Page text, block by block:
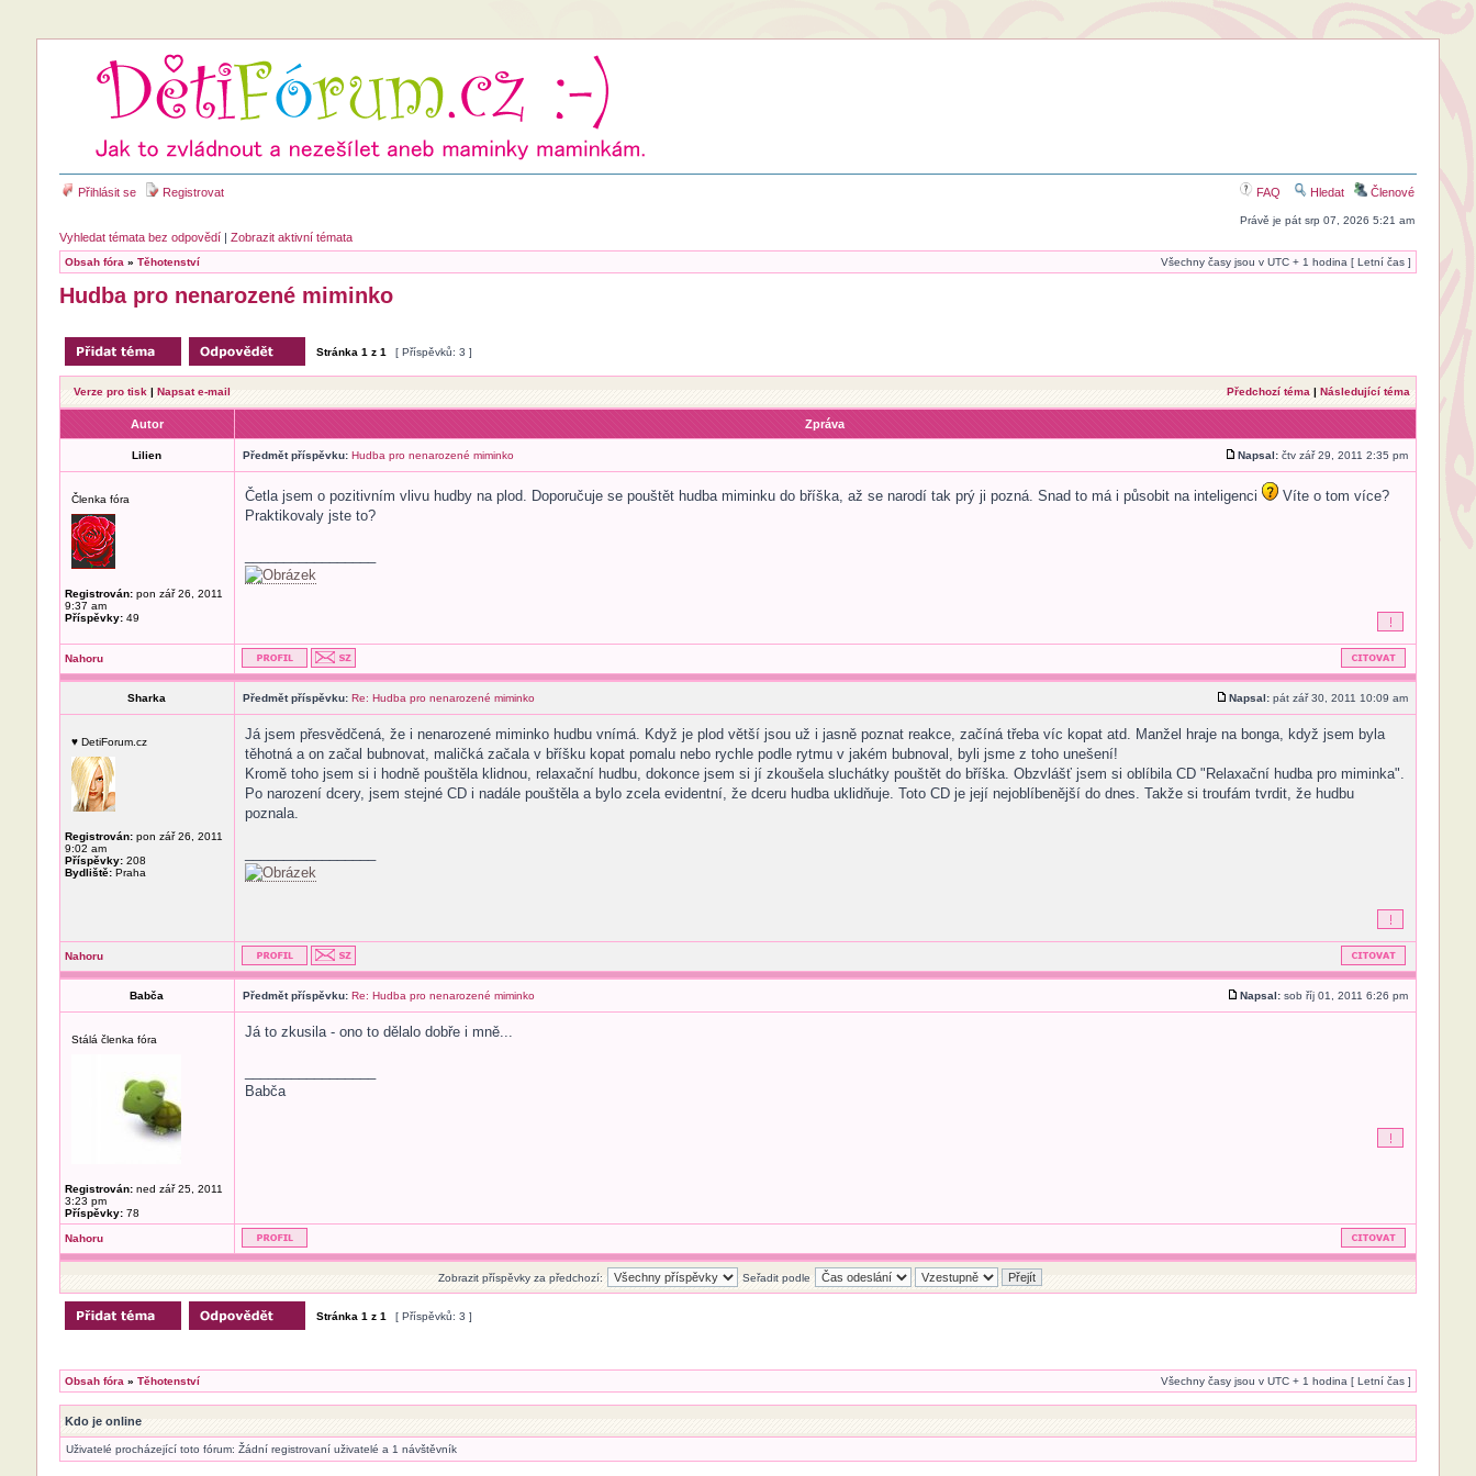
Přihlásit se Registrovat FAQ Hledat Členové
Právě je pát srp 07, 2026 5:21 am
Vyhledat témata bez odpovědí| Zobrazit aktivní témata
Obsah fóra » Těhotenství Všechny časy jsou v UTC + 1 hodina [ Letní čas ]
Hudba pro nenarozené miminko
Stránka 1 z 1 [ Příspěvků: 3 ]
Verze pro tisk | Napsat e-mail Předchozí téma | Následující téma
Autor Zpráva
Lilien Předmět příspěvku: Hudba pro nenarozené miminko Napsal:čtv zář 29, 2011 2:35 pm
Členka fóra
Registrován:pon zář 26, 2011
9:37 am
Příspěvky:49
Četla jsem o pozitivním vlivu hudby na plod. Doporučuje se pouštět hudba miminku do bříška, až se narodí tak prý ji pozná. Snad to má i působit na inteligenci
Víte o tom více?
Praktikovaly jste to?
Nahoru
Sharka Předmět příspěvku: Re: Hudba pro nenarozené miminko Napsal:pát zář 30, 2011 10:09 am
♥ DetiForum.cz
Registrován:pon zář 26, 2011
9:02 am
Příspěvky:208
Bydliště:Praha
Já jsem přesvědčená, že i nenarozené miminko hudbu vnímá. Když je plod větší jsou už i jasně poznat reakce, začíná třeba víc kopat atd. Manžel hraje na bonga, když jsem byla
těhotná a on začal bubnovat, maličká začala v bříšku kopat pomalu nebo rychle podle rytmu v jakém bubnoval, byli jsme z toho unešení!
Kromě toho jsem si i hodně pouštěla klidnou, relaxační hudbu, dokonce jsem si jí zkoušela sluchátky pouštět do bříška. Obzvlášť jsem si oblíbila CD "Relaxační hudba pro miminka".
Po narození dcery, jsem stejné CD i nadále pouštěla a bylo zcela evidentní, že dceru hudba uklidňuje. Toto CD je její nejoblíbenější do dnes. Takže si troufám tvrdit, že hudbu
poznala.
Nahoru
Babča Předmět příspěvku: Re: Hudba pro nenarozené miminko Napsal:sob říj 01, 2011 6:26 pm
Stálá členka fóra
Registrován:ned zář 25, 2011
3:23 pm
Příspěvky:78
Já to zkusila - ono to dělalo dobře i mně...
Babča
Nahoru
Zobrazit příspěvky za předchozí: Seřadit podle
Stránka 1 z 1 [ Příspěvků: 3 ]
Obsah fóra » Těhotenství Všechny časy jsou v UTC + 1 hodina [ Letní čas ]
Kdo je online
Uživatelé procházející toto fórum: Žádní registrovaní uživatelé a 1 návštěvník